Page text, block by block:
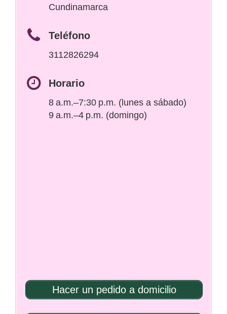
Cundinamarca
Teléfono
3112826294
Horario
8 a.m.–7:30 p.m. (lunes a sábado)
9 a.m.–4 p.m. (domingo)
Hacer un pedido a domicilio